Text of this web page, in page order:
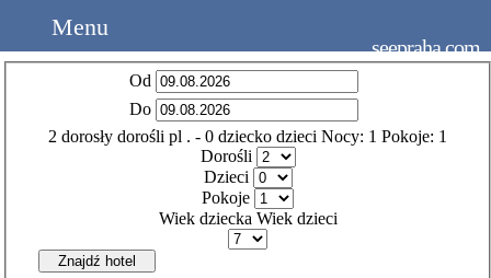
Menu
seepraha.com
Od
Do
2 dorosły dorośli pl . - 0 dziecko dzieci Nocy: 1 Pokoje: 1
Dorośli
Dzieci
Pokoje
Wiek dziecka Wiek dzieci
Znajdź hotel